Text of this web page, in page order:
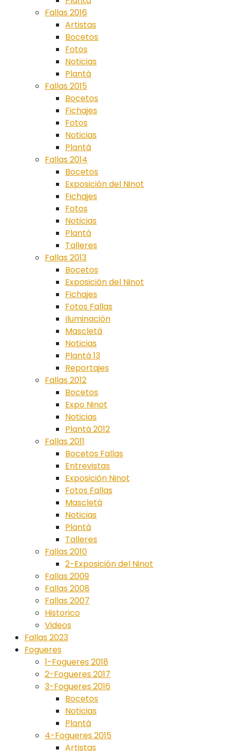
Fallas 2016
Artistas
Bocetos
Fotos
Noticias
Plantà
Fallas 2015
Bocetos
Fichajes
Fotos
Noticias
Plantà
Fallas 2014
Bocetos
Exposición del Ninot
Fichajes
Fotos
Noticias
Plantà
Talleres
Fallas 2013
Bocetos
Exposición del Ninot
Fichajes
Fotos Fallas
Iluminación
Mascletà
Noticias
Plantà 13
Reportajes
Fallas 2012
Bocetos
Expo Ninot
Noticias
Plantà 2012
Fallas 2011
Bocetos Fallas
Entrevistas
Exposición Ninot
Fotos Fallas
Mascletá
Noticias
Plantà
Talleres
Fallas 2010
2-Exposición del Ninot
Fallas 2009
Fallas 2008
Fallas 2007
Historico
Videos
Fallas 2023
Fogueres
1-Fogueres 2018
2-Fogueres 2017
3-Fogueres 2016
Bocetos
Noticias
Plantà
4-Fogueres 2015
Artistas